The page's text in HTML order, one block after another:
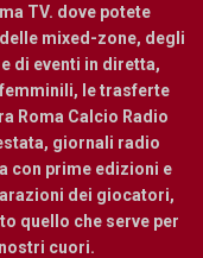
TV. dove potete
mixed-zone, degli
di eventi in diretta,
le trasferte
Roma Calcio Radio
giornali radio
con prime edizioni e
dei giocatori,
quello che serve per
cuori.